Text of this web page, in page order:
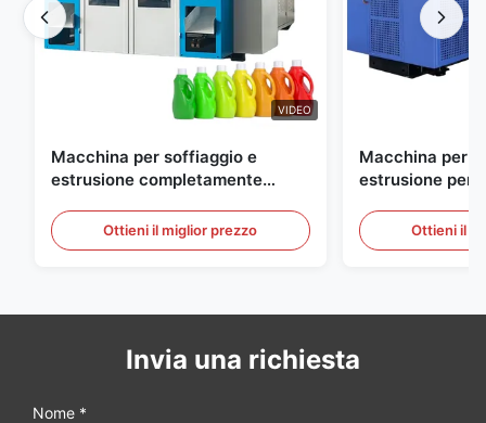
VIDEO
Macchina per soffiaggio e
estrusione completamente
Ottieni il miglior prezzo
Macchina per
estrusione
automatica per
Ottieni il
Invia una richiesta
Nome *